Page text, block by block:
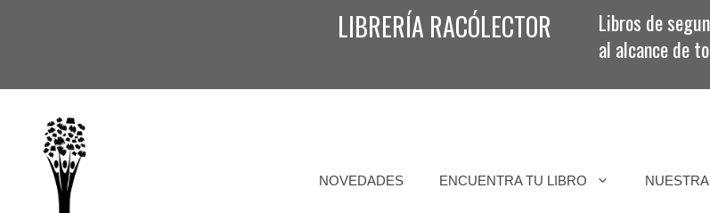
LIBRERÍA RACÓLECTOR
Libros de
al alcance de
NOVEDADES ENCUENTRA TU LIBRO